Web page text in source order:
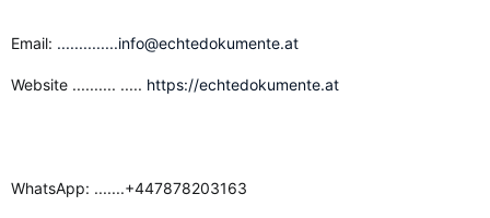
Email: ..............info@echtedokumente.at
Website .......... ..... https://echtedokumente.at
WhatsApp: .......+447878203163